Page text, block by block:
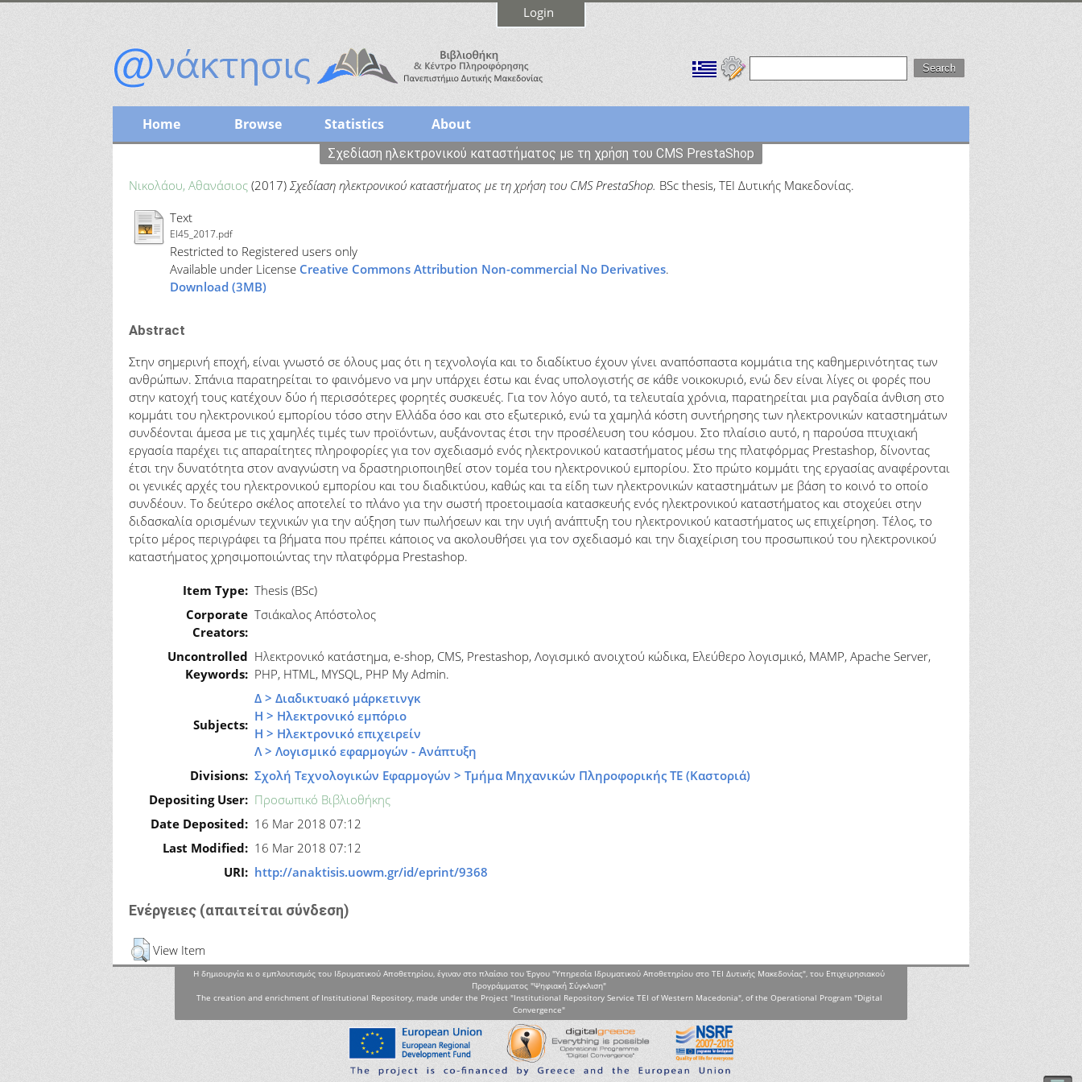
Login
Home Browse Statistics About
Σχεδίαση ηλεκτρονικού καταστήματος με τη χρήση του CMS PrestaShop
Νικολάου, Αθανάσιος (2017) Σχεδίαση ηλεκτρονικού καταστήματος με τη χρήση του CMS PrestaShop. BSc thesis, ΤΕΙ Δυτικής Μακεδονίας.
Text
EI45_2017.pdf
Restricted to Registered users only
Available under License Creative Commons Attribution Non-commercial No Derivatives.
Download (3MB)
Abstract
Στην σημερινή εποχή, είναι γνωστό σε όλους μας ότι η τεχνολογία και το διαδίκτυο έχουν γίνει αναπόσπαστα κομμάτια της καθημερινότητας των
ανθρώπων. Σπάνια παρατηρείται το φαινόμενο να μην υπάρχει έστω και ένας υπολογιστής σε κάθε νοικοκυριό, ενώ δεν είναι λίγες οι φορές που
στην κατοχή τους κατέχουν δύο ή περισσότερες φορητές συσκευές. Για τον λόγο αυτό, τα τελευταία χρόνια, παρατηρείται μια ραγδαία άνθιση στο
κομμάτι του ηλεκτρονικού εμπορίου τόσο στην Ελλάδα όσο και στο εξωτερικό, ενώ τα χαμηλά κόστη συντήρησης των ηλεκτρονικών καταστημάτων
συνδέονται άμεσα με τις χαμηλές τιμές των προϊόντων, αυξάνοντας έτσι την προσέλευση του κόσμου. Στο πλαίσιο αυτό, η παρούσα πτυχιακή
εργασία παρέχει τις απαραίτητες πληροφορίες για τον σχεδιασμό ενός ηλεκτρονικού καταστήματος μέσω της πλατφόρμας Prestashop, δίνοντας
έτσι την δυνατότητα στον αναγνώστη να δραστηριοποιηθεί στον τομέα του ηλεκτρονικού εμπορίου. Στο πρώτο κομμάτι της εργασίας αναφέρονται
οι γενικές αρχές του ηλεκτρονικού εμπορίου και του διαδικτύου, καθώς και τα είδη των ηλεκτρονικών καταστημάτων με βάση το κοινό το οποίο
συνδέουν. Το δεύτερο σκέλος αποτελεί το πλάνο για την σωστή προετοιμασία κατασκευής ενός ηλεκτρονικού καταστήματος και στοχεύει στην
διδασκαλία ορισμένων τεχνικών για την αύξηση των πωλήσεων και την υγιή ανάπτυξη του ηλεκτρονικού καταστήματος ως επιχείρηση. Τέλος, το
τρίτο μέρος περιγράφει τα βήματα που πρέπει κάποιος να ακολουθήσει για τον σχεδιασμό και την διαχείριση του προσωπικού του ηλεκτρονικού
καταστήματος χρησιμοποιώντας την πλατφόρμα Prestashop.
Item Type: Thesis (BSc)
Corporate
Creators:
Τσιάκαλος Απόστολος
Uncontrolled
Keywords:
Ηλεκτρονικό κατάστημα, e-shop, CMS, Prestashop, Λογισμικό ανοιχτού κώδικα, Ελεύθερο λογισμικό, MAMP, Apache Server,
PHP, HTML, MYSQL, PHP My Admin.
Subjects:
Δ > Διαδικτυακό μάρκετινγκ
Η > Ηλεκτρονικό εμπόριο
Η > Ηλεκτρονικό επιχειρείν
Λ > Λογισμικό εφαρμογών - Ανάπτυξη
Divisions: Σχολή Τεχνολογικών Εφαρμογών > Τμήμα Μηχανικών Πληροφορικής ΤΕ (Καστοριά)
Depositing User: Προσωπικό Βιβλιοθήκης
Date Deposited: 16 Mar 2018 07:12
Last Modified: 16 Mar 2018 07:12
URI: http://anaktisis.uowm.gr/id/eprint/9368
Ενέργειες (απαιτείται σύνδεση)
View Item
Η δημιουργία κι ο εμπλουτισμός του Ιδρυματικού Αποθετηρίου, έγιναν στο πλαίσιο του Έργου "Υπηρεσία Ιδρυματικού Αποθετηρίου στο ΤΕΙ Δυτικής Μακεδονίας", του Επιχειρησιακού
Προγράμματος "Ψηφιακή Σύγκλιση"
The creation and enrichment of Institutional Repository, made under the Project "Institutional Repository Service TEI of Western Macedonia", of the Operational Program "Digital
Convergence"